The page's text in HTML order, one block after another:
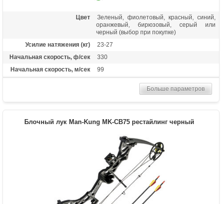
Цвет
Зеленый, фиолетовый, красный, синий,
оранжевый, бирюзовый, серый или
черный (выбор при покупке)
Усилие натяжения (кг)
23-27
Начальная скорость, ф/сек
330
Начальная скорость, м/сек
99
Высота базы (дюймы)
7.5
Рукоять - алюминий 6061-Т6, блоки -
алюминий 7075-Т6, тетива - нить BCY-X
Спорт, развлечение
Больше параметров
Блочный лук Man-Kung MK-CB75 рестайлинг черный